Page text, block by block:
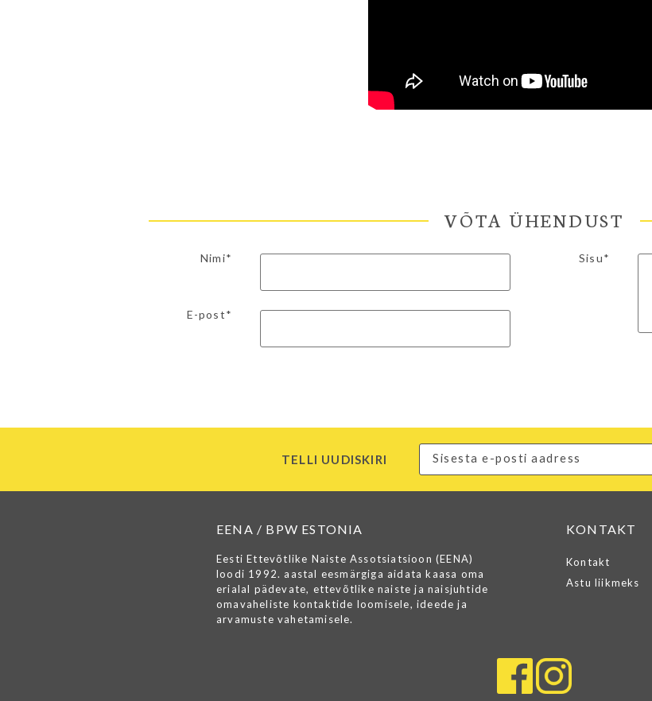
VÕTA ÜHENDUST
Nimi*
E-post*
Sisu*
TELLI UUDISKIRI
EENA / BPW ESTONIA
Eesti Ettevõtlike Naiste Assotsiatsioon (EENA)
loodi 1992. aastal eesmärgiga aidata kaasa oma
erialal pädevate, ettevõtlike naiste ja naisjuhtide
omavaheliste kontaktide loomisele, ideede ja
arvamuste vahetamisele.
KONTAKT
Kontakt
Astu liikmeks